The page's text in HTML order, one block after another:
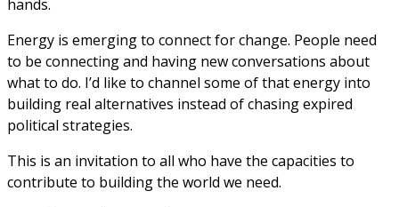
hands.
Energy is emerging to connect for change. People need
to be connecting and having new conversations about
what to do. I’d like to channel some of that energy into
building real alternatives instead of chasing expired
political strategies.
This is an invitation to all who have the capacities to
contribute to building the world we need.